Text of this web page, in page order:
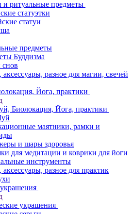
и ритуальные предметы
статуэтки
статуи
предметы
Буддизма
разное для магии, свечей
Йога, практики
Биолокация, Йога, практики
маятники, рамки и
и шары здоровья
для медитации и коврики для йоги
инструменты
разное для практик
украшения